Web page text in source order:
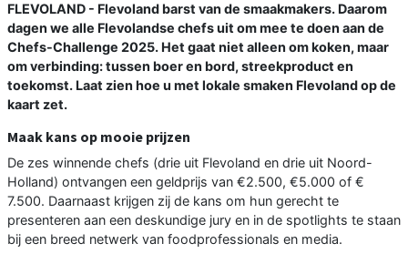
FLEVOLAND - Flevoland barst van de smaakmakers. Daarom
dagen we alle Flevolandse chefs uit om mee te doen aan de
Chefs-Challenge 2025. Het gaat niet alleen om koken, maar
om verbinding: tussen boer en bord, streekproduct en
toekomst. Laat zien hoe u met lokale smaken Flevoland op de
kaart zet.
Maak kans op mooie prijzen
De zes winnende chefs (drie uit Flevoland en drie uit Noord-
Holland) ontvangen een geldprijs van €2.500, €5.000 of €
7.500. Daarnaast krijgen zij de kans om hun gerecht te
presenteren aan een deskundige jury en in de spotlights te staan
bij een breed netwerk van foodprofessionals en media.